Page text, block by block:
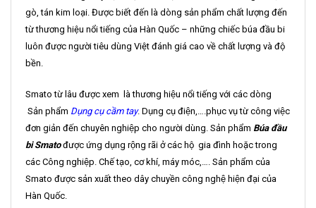
gò, tán kim loại. Được biết đến là dòng sản phẩm chất lượng đến
từ thương hiệu nổi tiếng của Hàn Quốc – những chiếc búa đầu bi
luôn được người tiêu dùng Việt đánh giá cao về chất lượng và độ
bền.
Smato từ lâu được xem là thương hiệu nổi tiếng với các dòng
Sản phẩm Dụng cụ cầm tay. Dụng cụ điện,….phục vụ từ công việc
đơn giản đến chuyên nghiệp cho người dùng. Sản phẩm Búa đầu
bi Smatođược ứng dụng rộng rãi ở các hộ gia đình hoặc trong
các Công nghiệp. Chế tạo, cơ khí, máy móc,…. Sản phẩm của
Smato được sản xuất theo dây chuyền công nghệ hiện đại của
Hàn Quốc.